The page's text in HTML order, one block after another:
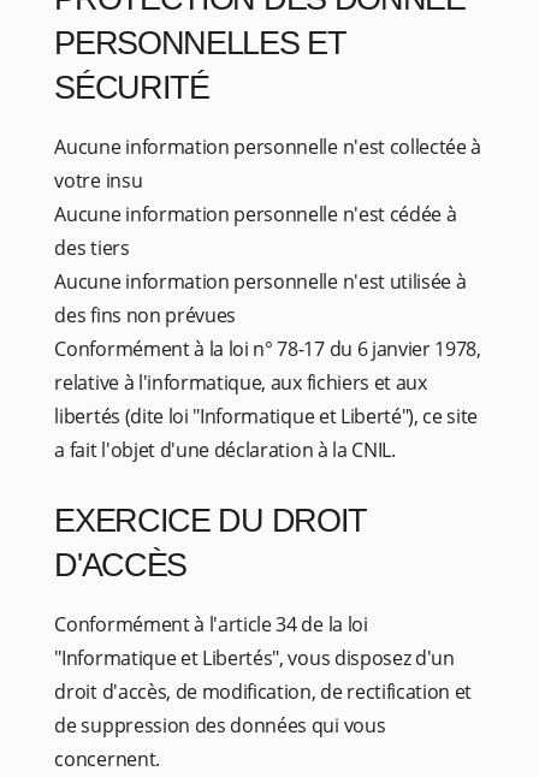
PERSONNELLES ET
SÉCURITÉ
Aucune information personnelle n'est collectée à
votre insu
Aucune information personnelle n'est cédée à
des tiers
Aucune information personnelle n'est utilisée à
des fins non prévues
Conformément à la loi n° 78-17 du 6 janvier 1978,
relative à l'informatique, aux fichiers et aux
libertés (dite loi "Informatique et Liberté"), ce site
a fait l'objet d'une déclaration à la CNIL.
EXERCICE DU DROIT
D'ACCÈS
Conformément à l'article 34 de la loi
"Informatique et Libertés", vous disposez d'un
droit d'accès, de modification, de rectification et
de suppression des données qui vous
concernent.